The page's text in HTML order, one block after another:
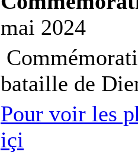
mai 2024
bataille de
Pour voir les
içi